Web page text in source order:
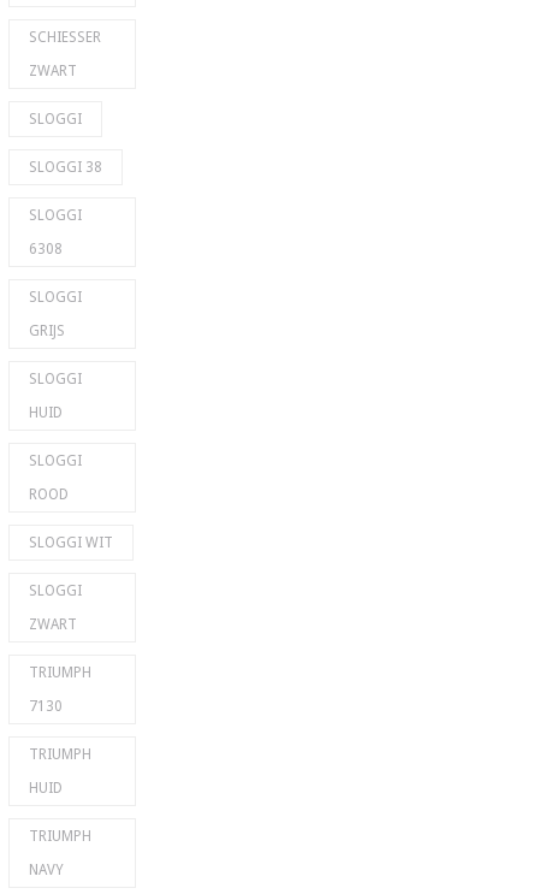
SCHIESSER
ZWART
SLOGGI
SLOGGI 38
SLOGGI
6308
SLOGGI
GRIJS
SLOGGI
HUID
SLOGGI
ROOD
SLOGGI WIT
SLOGGI
ZWART
TRIUMPH
7130
TRIUMPH
HUID
TRIUMPH
NAVY